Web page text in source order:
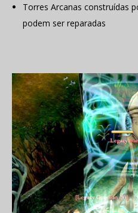
Torres Arcanas construídas
podem ser reparadas